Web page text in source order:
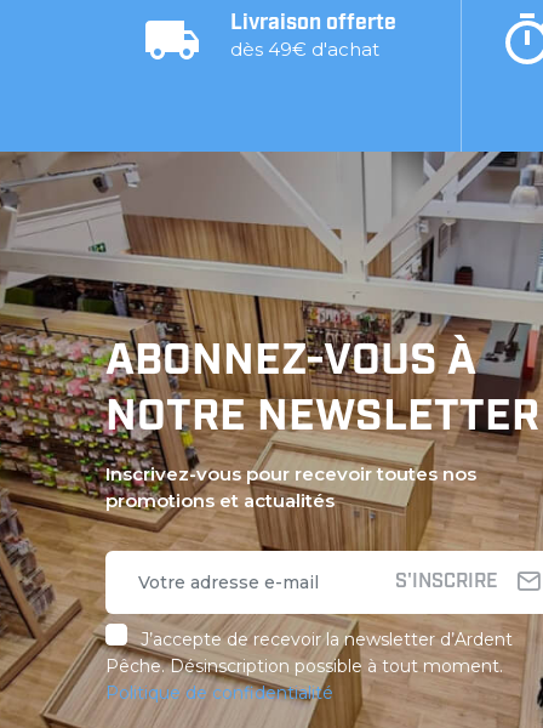
Livraison offerte
dès 49€ d'achat
ABONNEZ-VOUS À
NOTRE NEWSLETTER
Inscrivez-vous pour recevoir toutes nos
promotions et actualités
S'INSCRIRE
J’accepte de recevoir la newsletter d’Ardent
Pêche. Désinscription possible à tout moment.
Politique de confidentialité